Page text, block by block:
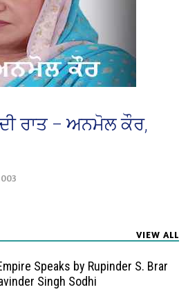
ਰਾਤ – ਅਨਮੋਲ ਕੌਰ,
VIEW ALL
Speaks by Rupinder S. Brar
Singh Sodhi